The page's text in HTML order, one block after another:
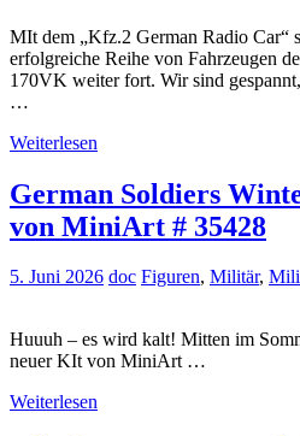
MIt dem „Kfz.2 German Radio Car“
erfolgreiche Reihe von Fahrzeugen
170VK weiter fort. Wir sind
…
Weiterlesen
German Soldiers
von MiniArt # 35428
5. Juni 2026 doc Figuren, Militär,
Huuuh – es wird kalt! Mitten im
neuer KIt von MiniArt …
Weiterlesen